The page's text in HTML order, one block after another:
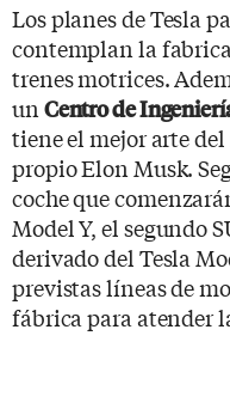
Los planes de Tesla
contemplan la
trenes motrices.
un Centro de
tiene el mejor arte
propio Elon Musk.
coche que
Model Y, el segundo
derivado del Tesla
previstas líneas de
fábrica para atender